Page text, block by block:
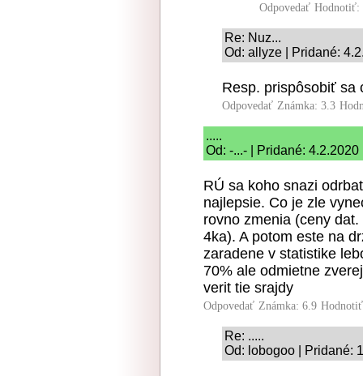
Odpovedať Hodnotiť:
Re: Nuz...
Od: allyze | Pridané:
Resp. prispôsobiť sa
Odpovedať Známka: 3.3
.....
Od: -...- | Pridané: 4.2.2020
RÚ sa koho snazi
najlepsie. Co je zle
rovno zmenia (ceny
4ka). A potom este na
zaradene v statistike
70% ale odmietne
verit tie srajdy
Odpovedať Známka: 6.9
Re: .....
Od: lobogoo | Pridané: